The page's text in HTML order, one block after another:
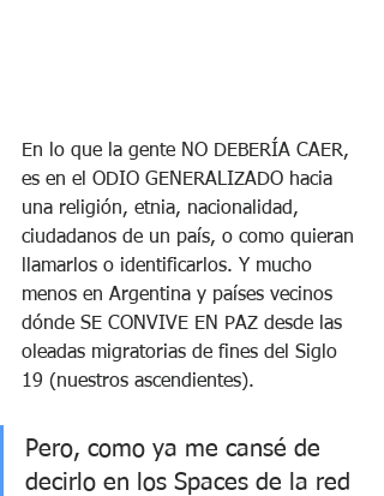
En lo que la gente NO DEBERÍA CAER,
es en el ODIO GENERALIZADO hacia
una religión, etnia, nacionalidad,
ciudadanos de un país, o como quieran
llamarlos o identificarlos. Y mucho
menos en Argentina y países vecinos
dónde SE CONVIVE EN PAZ desde las
oleadas migratorias de fines del Siglo
19 (nuestros ascendientes).
Pero, como ya me cansé de
decirlo en los Spaces de la red